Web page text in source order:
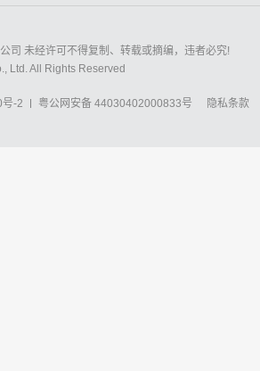
司 未经许可不得复制、转载或摘编，违者必究!
Ltd. All Rights Reserved
-2 粤公网安备 44030402000833号 隐私条款